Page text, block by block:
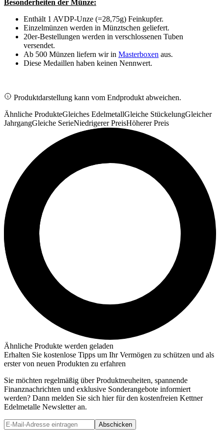
Besonderheiten der Münze:
Enthält 1 AVDP-Unze (=28,75g) Feinkupfer.
Einzelmünzen werden in Münztschen geliefert.
20er-Bestellungen werden in verschlossenen Tuben
versendet.
Ab 500 Münzen liefern wir in Masterboxen aus.
Diese Medaillen haben keinen Nennwert.
Produktdarstellung kann vom Endprodukt abweichen.
Ähnliche ProdukteGleiches EdelmetallGleiche StückelungGleicher
JahrgangGleiche SerieNiedrigerer PreisHöherer Preis
Ähnliche Produkte werden geladen
Erhalten Sie kostenlose Tipps um Ihr Vermögen zu schützen und als
erster von neuen Produkten zu erfahren
Sie möchten regelmäßig über Produktneuheiten, spannende
Finanznachrichten und exklusive Sonderangebote informiert
werden? Dann melden Sie sich hier für den kostenfreien Kettner
Edelmetalle Newsletter an.
Abschicken